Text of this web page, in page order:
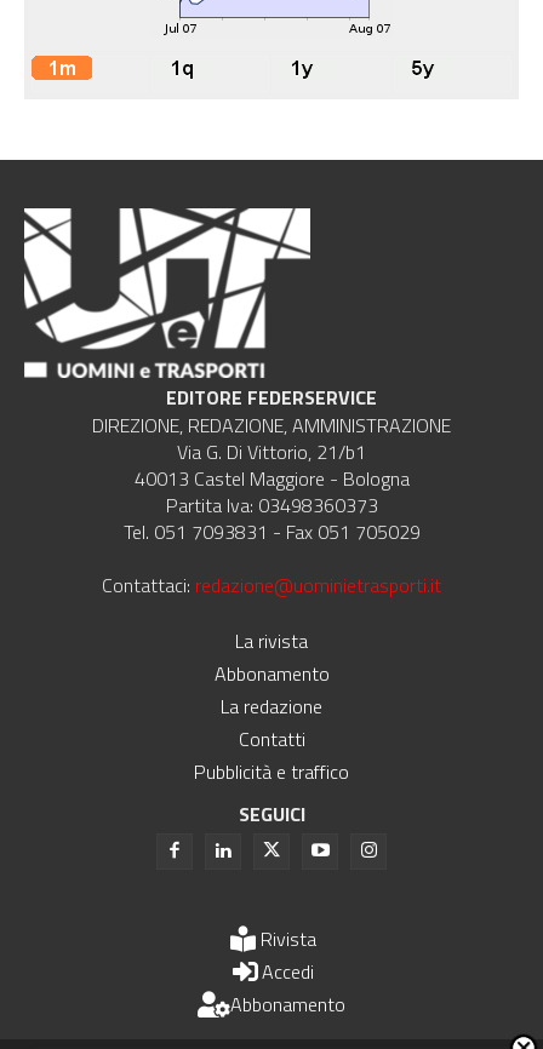
EDITORE FEDERSERVICE
DIREZIONE, REDAZIONE, AMMINISTRAZIONE
Via G. Di Vittorio, 21/b1
40013 Castel Maggiore - Bologna
Partita Iva: 03498360373
Tel. 051 7093831 - Fax 051 705029
Contattaci: redazione@uominietrasporti.it
La rivista
Abbonamento
La redazione
Contatti
Pubblicità e traffico
SEGUICI
Rivista
Accedi
Abbonamento